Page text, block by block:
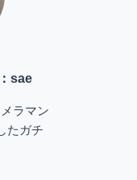
sae
ラマン
たガチ